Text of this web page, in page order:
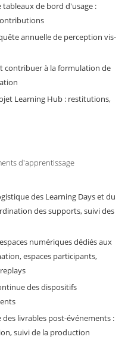
de bord d'usage :
annuelle de perception vis-
contribuer à la formulation de
Learning Hub : restitutions,
d'apprentissage
des Learning Days et du
des supports, suivi des
numériques dédiés aux
espaces participants,
des dispositifs
livrables post-événements :
suivi de la production